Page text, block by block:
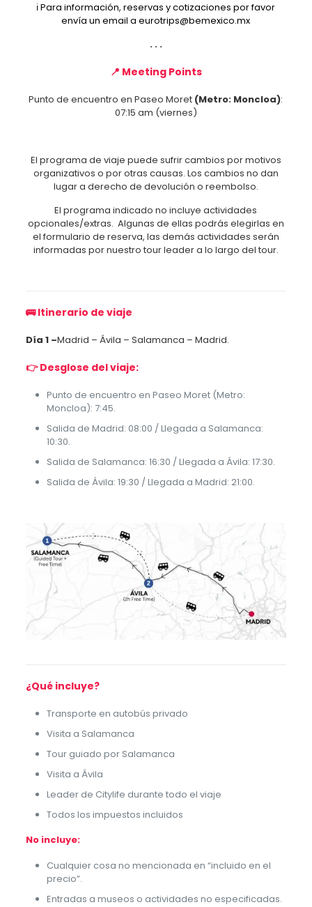
ℹ️ Para información, reservas y cotizaciones por favor
envía un email aeurotrips@bemexico.mx
. . .
📍 Meeting Points
Punto de encuentro en Paseo Moret (Metro: Moncloa):
07:15 am (viernes)
El programa de viaje puede sufrir cambios por motivos
organizativos o por otras causas. Los cambios no dan
lugar a derecho de devolución o reembolso.
El programa indicado no incluye actividades
opcionales/extras. Algunas de ellas podrás elegirlas en
el formulario de reserva, las demás actividades serán
informadas por nuestro tour leader a lo largo del tour.
🚌 Itinerario de viaje
Día 1 –Madrid – Ávila – Salamanca – Madrid.
👉 Desglose del viaje:
Punto de encuentro en Paseo Moret (Metro:
Moncloa): 7:45.
Salida de Madrid: 08:00 / Llegada a Salamanca:
10:30.
Salida de Salamanca: 16:30 / Llegada a Ávila: 17:30.
Salida de Ávila: 19:30 / Llegada a Madrid: 21:00.
¿Qué incluye?
Transporte en autobús privado
Visita a Salamanca
Tour guiado por Salamanca
Visita a Ávila
Leader de Citylife durante todo el viaje
Todos los impuestos incluidos
No incluye:
Cualquier cosa no mencionada en “incluido en el
precio”.
Entradas a museos o actividades no especificadas.